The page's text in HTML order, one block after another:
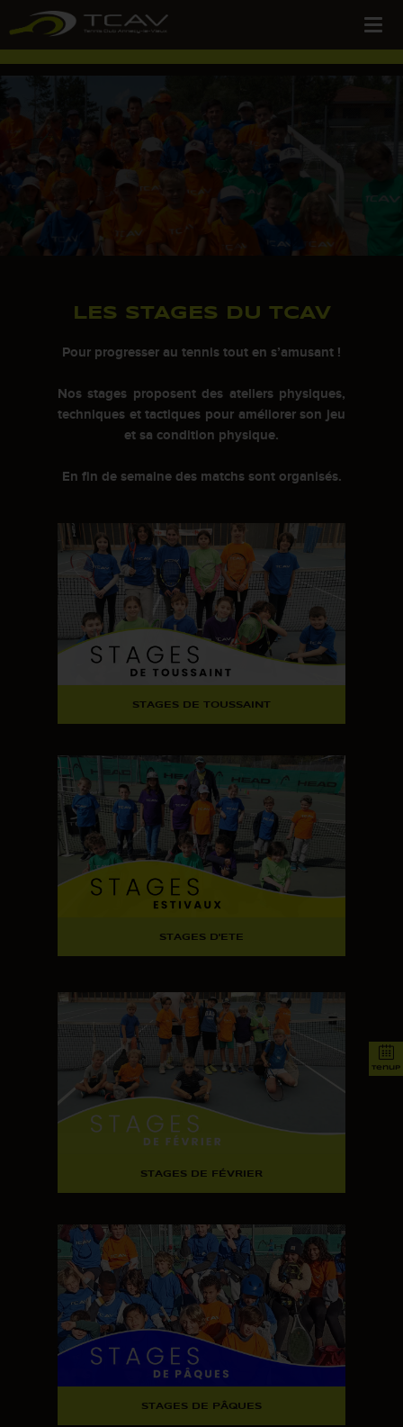
tenup
LES STAGES DU TCAV
Pour progresser au tennis tout en s’amusant !
Nos stages proposent des ateliers physiques,
techniques et tactiques pour améliorer son jeu
et sa condition physique.
En fin de semaine des matchs sont organisés.
STAGES DE TOUSSAINT
STAGES D'ETE
STAGES DE FÉVRIER
STAGES DE PÂQUES